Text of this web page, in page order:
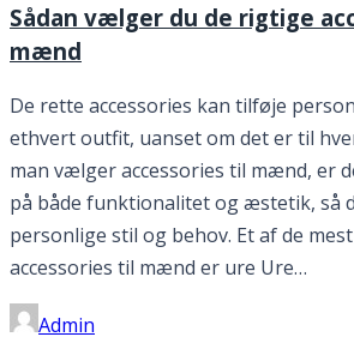
Sådan vælger du de rigtige
mænd
De rette accessories kan tilføje
ethvert outfit, uanset om det er til
man vælger accessories til mænd, er
på både funktionalitet og æstetik, så
personlige stil og behov. Et af de
accessories til mænd er ure Ure…
Admin